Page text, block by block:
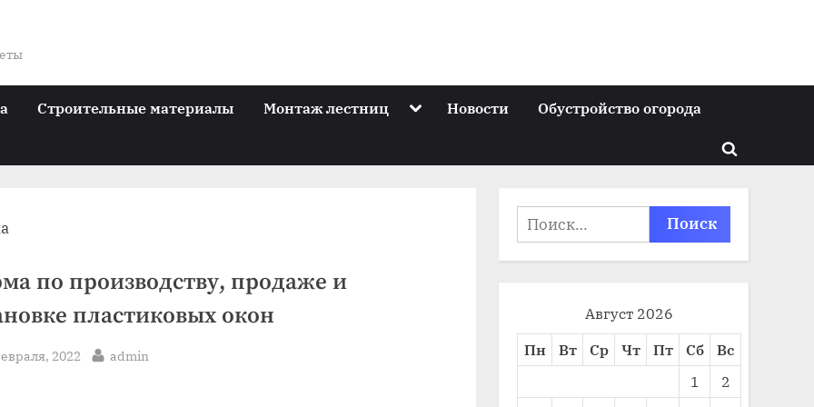
Строительные материалы Монтаж лестниц ToggleНовости Обустройство огорода
Toggle
form
по производству, продаже и
пластиковых окон
2022 By
admin
Найти:
Август 2026
Пн
Вт Ср Чт Пт Сб
Вс
1
2